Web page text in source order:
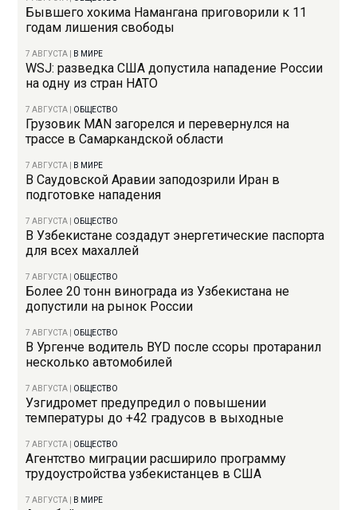
Бывшего хокима Намангана приговорили к 11
годам лишения свободы
7 АВГУСТА В МИРЕ
WSJ: разведка США допустила нападение России
на одну из стран НАТО
7 АВГУСТА ОБЩЕСТВО
Грузовик MAN загорелся и перевернулся на
трассе в Самаркандской области
7 АВГУСТА В МИРЕ
В Саудовской Аравии заподозрили Иран в
подготовке нападения
7 АВГУСТА ОБЩЕСТВО
В Узбекистане создадут энергетические паспорта
для всех махаллей
7 АВГУСТА ОБЩЕСТВО
Более 20 тонн винограда из Узбекистана не
допустили на рынок России
7 АВГУСТА ОБЩЕСТВО
В Ургенче водитель BYD после ссоры протаранил
несколько автомобилей
7 АВГУСТА ОБЩЕСТВО
Узгидромет предупредил о повышении
температуры до +42 градусов в выходные
7 АВГУСТА ОБЩЕСТВО
Агентство миграции расширило программу
трудоустройства узбекистанцев в США
7 АВГУСТА В МИРЕ